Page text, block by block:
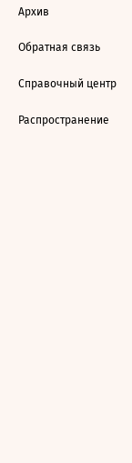
Архив
Обратная связь
Справочный центр
Распространение